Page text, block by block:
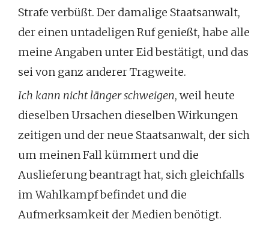
Strafe verbüßt. Der damalige Staatsanwalt,
der einen untadeligen Ruf genießt, habe alle
meine Angaben unter Eid bestätigt, und das
sei von ganz anderer Tragweite.
Ich kann nicht länger schweigen, weil heute
dieselben Ursachen dieselben Wirkungen
zeitigen und der neue Staatsanwalt, der sich
um meinen Fall kümmert und die
Auslieferung beantragt hat, sich gleichfalls
im Wahlkampf befindet und die
Aufmerksamkeit der Medien benötigt.